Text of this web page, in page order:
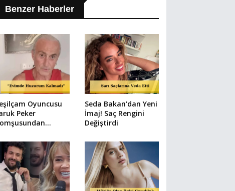
Benzer Haberler
Oyuncusu
Peker
Seda Bakan'dan Yeni
İmaj! Saç Rengini
Değiştirdi